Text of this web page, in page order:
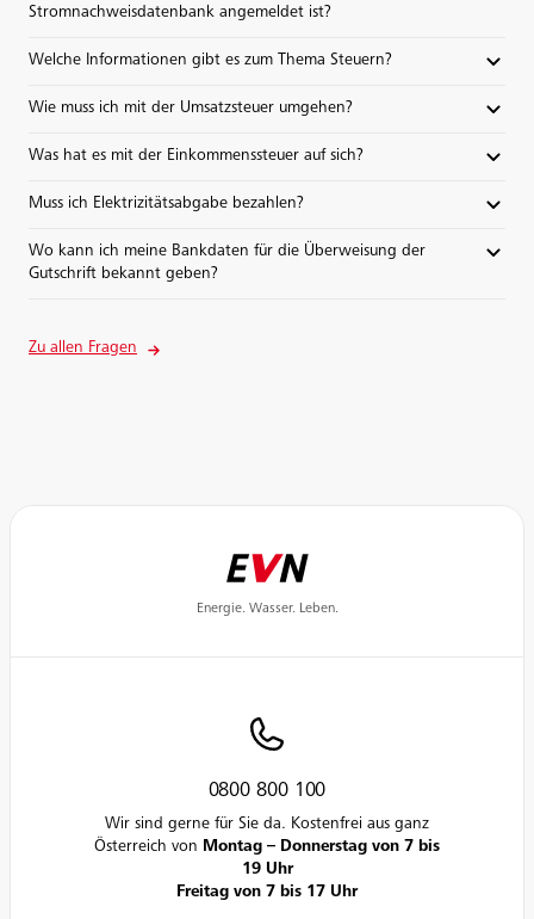
Stromnachweisdatenbank angemeldet ist?
Welche Informationen gibt es zum Thema Steuern?
Wie muss ich mit der Umsatzsteuer umgehen?
Was hat es mit der Einkommenssteuer auf sich?
Muss ich Elektrizitätsabgabe bezahlen?
Wo kann ich meine Bankdaten für die Überweisung der
Gutschrift bekannt geben?
Zu allen Fragen
Energie. Wasser. Leben.
0800 800 100
Wir sind gerne für Sie da. Kostenfrei aus ganz
Österreich von Montag – Donnerstag von 7 bis
19 Uhr
Freitag von 7 bis 17 Uhr